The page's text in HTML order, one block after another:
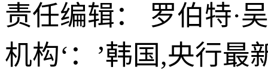
责任编辑： 罗伯特·吴
机构‘：’韩国,央行